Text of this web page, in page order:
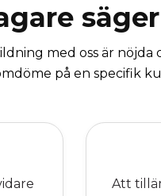
med oss är nöjda
på en specifik
Att